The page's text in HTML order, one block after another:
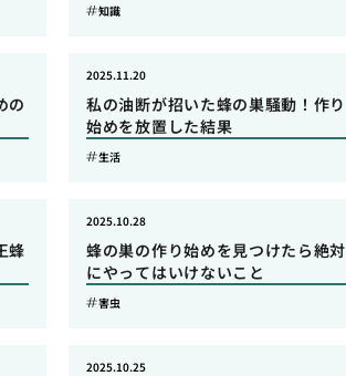
知識
の
私の油断が招いた蜂の巣騒動！作り
始めを放置した結果
2025.11.20
生活
蜂
蜂の巣の作り始めを見つけたら絶対
にやってはいけないこと
2025.10.28
害虫
2025.10.25